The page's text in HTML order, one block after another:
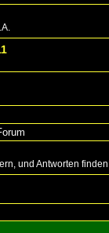
und Antworten